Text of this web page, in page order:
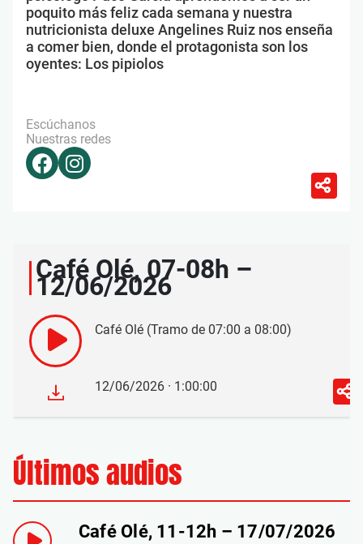
poquito más feliz cada semana y nuestra
nutricionista deluxe Angelines Ruiz nos enseña
a comer bien, donde el protagonista son los
oyentes: Los pipiolos
Escúchanos
Nuestras redes
Café Olé, 07-08h –
12/06/2026
Café Olé (Tramo de 07:00 a 08:00)
12/06/2026 · 1:00:00
Últimos audios
Café Olé, 11-12h – 17/07/2026